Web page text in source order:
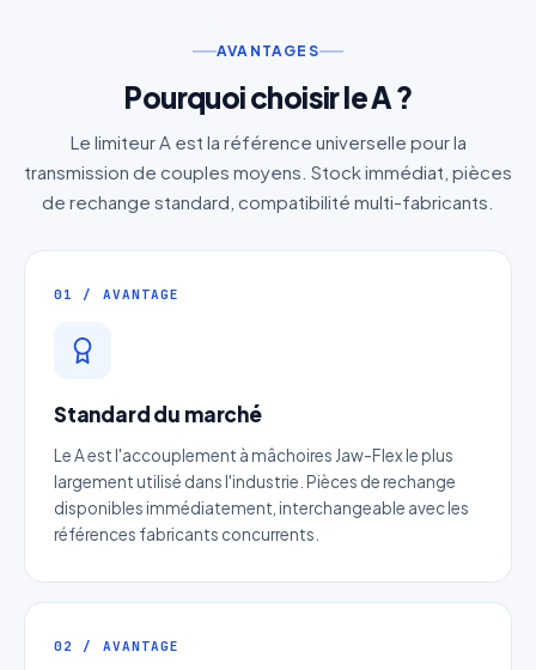
AVANTAGES
Pourquoi choisir le A ?
Le limiteur A est la référence universelle pour la
transmission de couples moyens. Stock immédiat, pièces
de rechange standard, compatibilité multi-fabricants.
01 / AVANTAGE
Standard du marché
Le A est l'accouplement à mâchoires Jaw-Flex le plus
largement utilisé dans l'industrie. Pièces de rechange
disponibles immédiatement, interchangeable avec les
références fabricants concurrents.
02 / AVANTAGE